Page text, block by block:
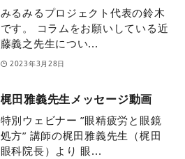
みるみるプロジェクト代表の鈴木
です。 コラムをお願いしている近
藤義之先生につい...
2023年3月28日
梶田雅義先生メッセージ動画
特別ウェビナー ”眼精疲労と眼鏡
処方” 講師の梶田雅義先生（梶田
眼科院長）より 眼...